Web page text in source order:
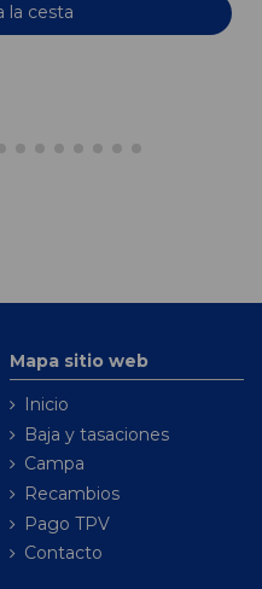
la cesta
Mapa sitio web
Inicio
Baja y tasaciones
Campa
Recambios
Pago TPV
Contacto